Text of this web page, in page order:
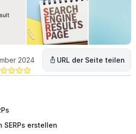
2024
URL der Seite teilen
SERPs erstellen